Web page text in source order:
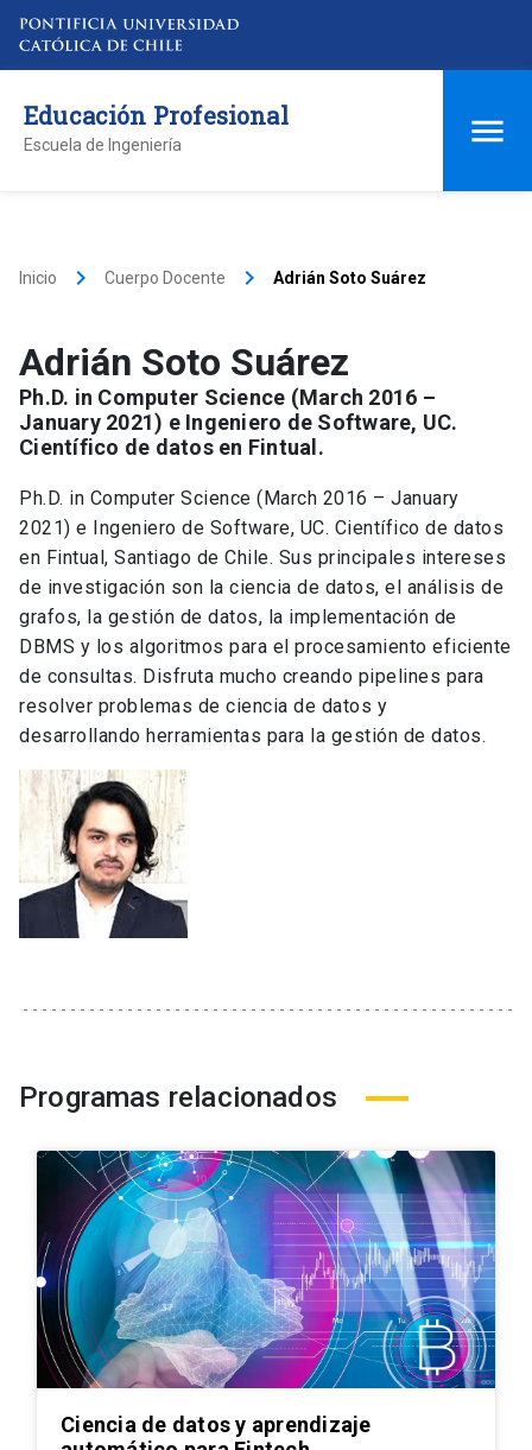
Educación Profesional
Escuela de Ingeniería
Inicio keyboard_arrow_right Cuerpo Docente keyboard_arrow_right Adrián Soto Suárez
Adrián Soto Suárez
Ph.D. in Computer Science (March 2016 –
January 2021) e Ingeniero de Software, UC.
Científico de datos en Fintual.
Ph.D. in Computer Science (March 2016 – January
2021) e Ingeniero de Software, UC. Científico de datos
en Fintual, Santiago de Chile. Sus principales intereses
de investigación son la ciencia de datos, el análisis de
grafos, la gestión de datos, la implementación de
DBMS y los algoritmos para el procesamiento eficiente
de consultas. Disfruta mucho creando pipelines para
resolver problemas de ciencia de datos y
desarrollando herramientas para la gestión de datos.
Programas relacionados
Ciencia de datos y aprendizaje